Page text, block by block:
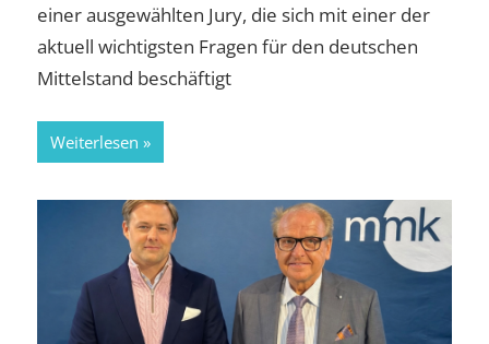
einer ausgewählten Jury, die sich mit einer der
aktuell wichtigsten Fragen für den deutschen
Mittelstand beschäftigt
Weiterlesen